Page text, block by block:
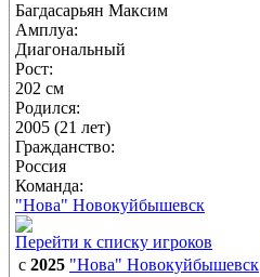
Багдасарьян Максим
Амплуа:
Диагональный
Рост:
202 см
Родился:
2005 (21 лет)
Гражданство:
Россия
Команда:
"Нова" Новокуйбышевск
Перейти к списку игроков
с 2025 "Нова" Новокуйбышевск